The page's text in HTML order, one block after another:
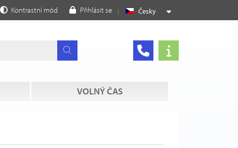
Česky
Kontrastní mód Přihlásit se
VOLNÝ ČAS